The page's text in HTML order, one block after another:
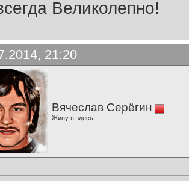
Великолепно!
21:20
Вячеслав Серёгин
Живу я здесь